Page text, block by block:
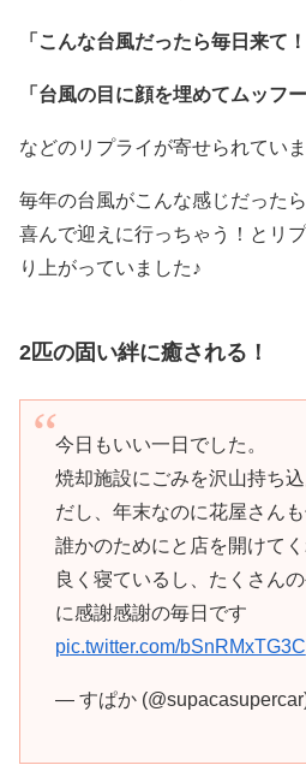
「こんな台風だったら毎日来て！
「台風の目に顔を埋めてムッフー
などのリプライが寄せられていま
毎年の台風がこんな感じだった
喜んで迎えに行っちゃう！とリ
り上がっていました♪
2匹の固い絆に癒される！
今日もいい一日でした。
焼却施設にごみを沢山持ち
だし、年末なのに花屋さん
誰かのためにと店を開けて
良く寝ているし、たくさん
に感謝感謝の毎日です
pic.twitter.com/bSnRMxTG3C
— すぱか